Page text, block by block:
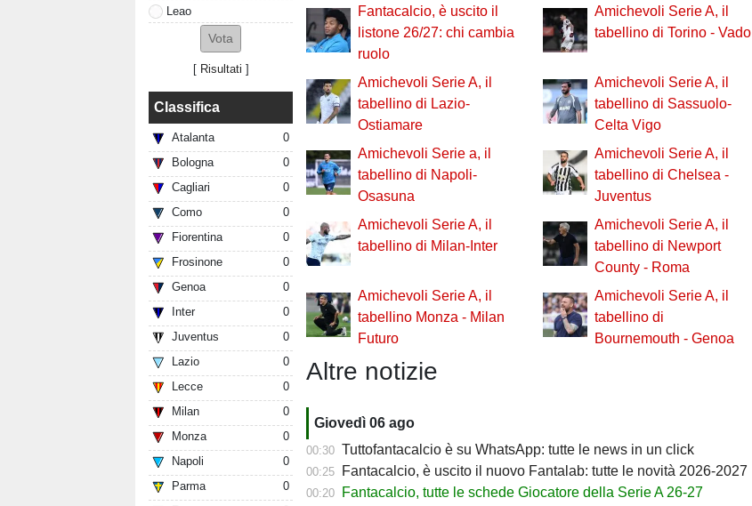
Leao
[ Risultati ]
Classifica
Atalanta
0
Bologna
0
Cagliari
0
Como
0
Fiorentina
0
Frosinone
0
Genoa
0
Inter
0
Juventus
0
Lazio
0
Lecce
0
Milan
0
Monza
0
Napoli
0
Parma
0
Fantacalcio, è uscito il
listone 26/27: chi cambia
ruolo
Amichevoli Serie A, il
tabellino di Torino - Vado
Amichevoli Serie A, il
tabellino di Lazio-
Ostiamare
Amichevoli Serie A, il
tabellino di Sassuolo-
Celta Vigo
Amichevoli Serie a, il
tabellino di Napoli-
Osasuna
Amichevoli Serie A, il
tabellino di Chelsea -
Juventus
Amichevoli Serie A, il
tabellino di Milan-Inter
Amichevoli Serie A, il
tabellino di Newport
County - Roma
Amichevoli Serie A, il
tabellino Monza - Milan
Futuro
Amichevoli Serie A, il
tabellino di
Bournemouth - Genoa
Altre notizie
Giovedì 06 ago
00:30 Tuttofantacalcio è su WhatsApp: tutte le news in un click
00:25 Fantacalcio, è uscito il nuovo Fantalab: tutte le novità 2026-2027
00:20 Fantacalcio, tutte le schede Giocatore della Serie A 26-27